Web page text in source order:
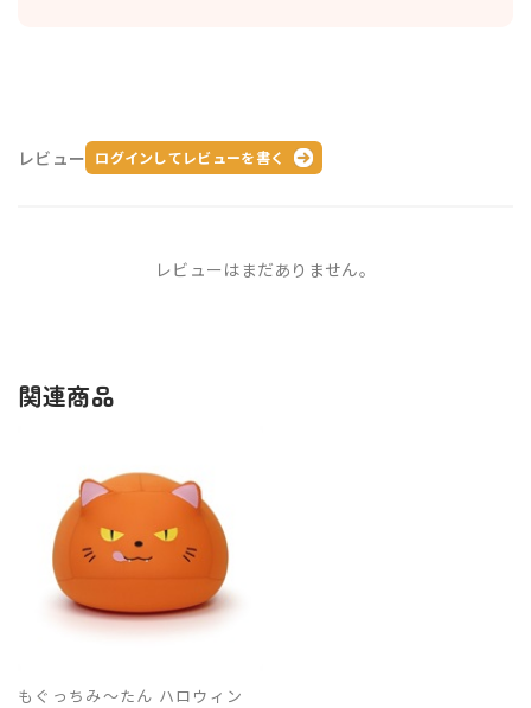
レビュー ログインしてレビューを書く
レビューはまだありません。
関連商品
もぐっちみ～たん ハロウィン